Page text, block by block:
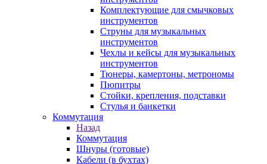
Комплектующие для смычковых
инструментов
Струны для музыкальных
инструментов
Чехлы и кейсы для музыкальных
инструментов
Тюнеры, камертоны, метрономы
Пюпитры
Стойки, крепления, подставки
Стулья и банкетки
Коммутация
Назад
Коммутация
Шнуры (готовые)
Кабели (в бухтах)